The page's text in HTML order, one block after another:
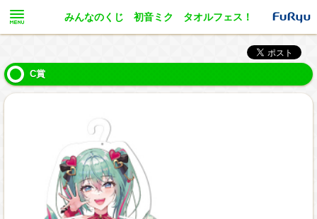
みんなのくじ 初音ミク タオルフェス！
C賞